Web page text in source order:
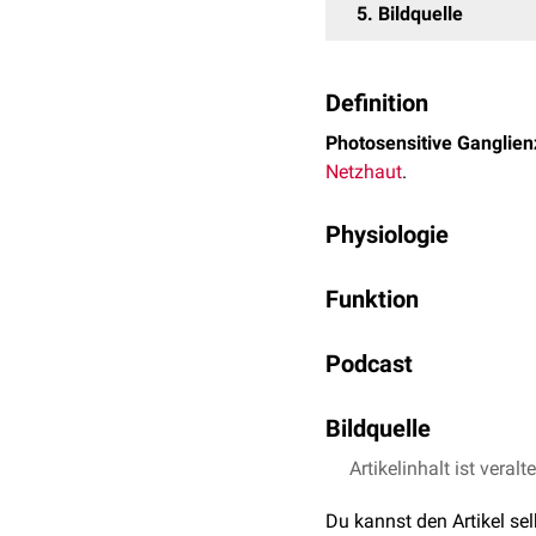
5 Bildquelle
Definition
Photosensitive
Netzhaut.
Physiologie
den anderen
Licht mit einer
Funktion
werden drei wesentliche
retinohypothalamicus
Steuerungszentren
pretectalisdes
Podcast
Bildquelle
Bildquelle Podcast:
Artikelinhalt ist
Du kannst den Artikel